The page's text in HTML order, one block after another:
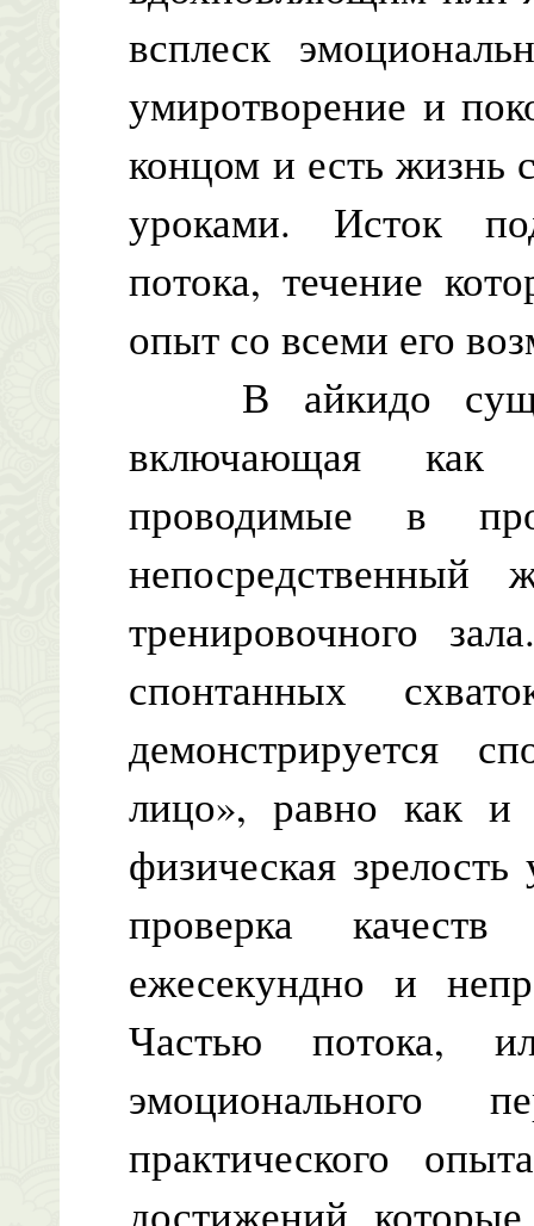
всплеск
умиротворение и
концом и есть жизнь
уроками. Исток
потока, течение
опыт со всеми его
В айкидо
включающая как
проводимые в
тренировочного
спонтанных
демонстрируется
лицо», равно как и
физическая
проверка качеств
ежесекундно и
Частью потока,
эмоционального
практического